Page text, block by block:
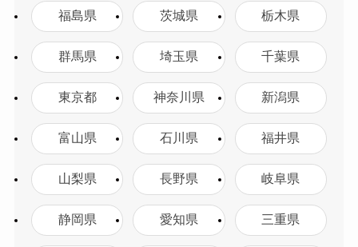
福島県 茨城県 栃木県
群馬県 埼玉県 千葉県
東京都 神奈川県 新潟県
富山県 石川県 福井県
山梨県 長野県 岐阜県
静岡県 愛知県 三重県